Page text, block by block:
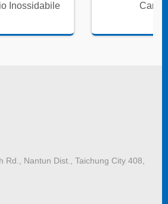
Inossidabile
Rd., Nantun Dist., Taichung City 408,